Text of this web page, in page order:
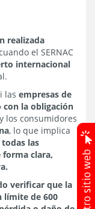
realizada
el SERNAC
internacional
las empresas de
la obligación
los consumidores
, lo que implica
las
forma clara,
verificar que la
límite de 600